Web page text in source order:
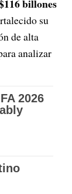
billones
su
de alta
analizar